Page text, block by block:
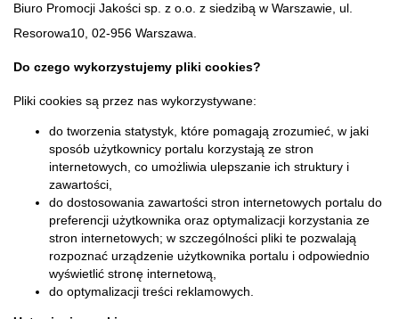
Biuro Promocji Jakości sp. z o.o. z siedzibą w Warszawie, ul.
Resorowa10, 02-956 Warszawa.
Do czego wykorzystujemy pliki cookies?
Pliki cookies są przez nas wykorzystywane:
do tworzenia statystyk, które pomagają zrozumieć, w jaki
sposób użytkownicy portalu korzystają ze stron
internetowych, co umożliwia ulepszanie ich struktury i
zawartości,
do dostosowania zawartości stron internetowych portalu do
preferencji użytkownika oraz optymalizacji korzystania ze
stron internetowych; w szczególności pliki te pozwalają
rozpoznać urządzenie użytkownika portalu i odpowiednio
wyświetlić stronę internetową,
do optymalizacji treści reklamowych.